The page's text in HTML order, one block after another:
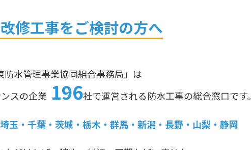
修工事をご検討の方へ
防水管理事業協同組合事務局」は
スの企業 196社で運営される防水工事の総合窓口です。
玉・千葉・茨城・栃木・群馬・新潟・長野・山梨・静岡